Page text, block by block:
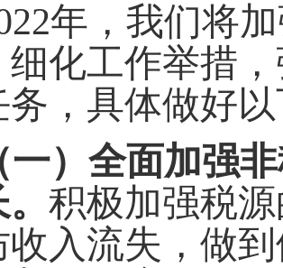
年，我们将
细化工作举措
务，具体做好
一）全面加强
积极加强税
收入流失，做